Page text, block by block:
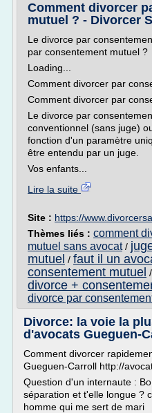
Comment divorcer
mutuel ? - Divorcer
Le divorce par
par consentement mutuel ?
Loading...
Comment divorcer par
Comment divorcer par
Le divorce par
conventionnel (sans juge)
fonction d'un paramètre
être entendu par un juge.
Vos enfants...
Lire la suite
Site : https://
Thèmes liés : comment
mutuel sans avocat/
mutuel / faut il un
consentement mutuel /
divorce +
divorce par
Divorce: la voie la
d'avocats Gueguen-
Comment divorcer
Gueguen-Carroll http://
Question d'un internaute :
séparation et t'elle longue ?
homme qui me sert de mari